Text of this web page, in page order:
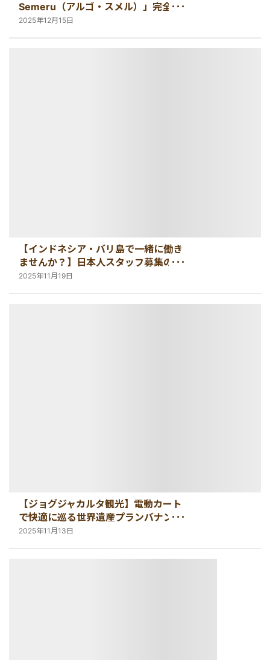
Semeru（アルゴ・スメル）」完全ガ
イド
2025年12月15日
【インドネシア・バリ島で一緒に働き
ませんか？】日本人スタッフ募集のお
知らせ <海外・求人>
2025年11月19日
【ジョグジャカルタ観光】電動カート
で快適に巡る世界遺産プランバナン寺
院群
2025年11月13日